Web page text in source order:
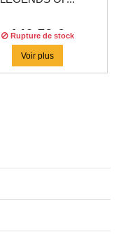
140,79 €
Rupture de stock
Voir plus